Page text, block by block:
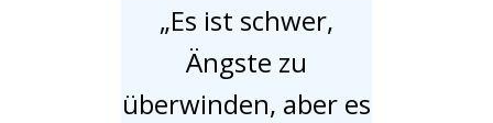
„Es ist schwer,
Ängste zu
überwinden, aber es